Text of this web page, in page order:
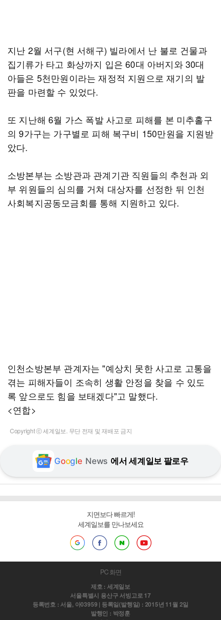
지난 2월 서구(현 서해구) 빌라에서 난 불로 건물과
집기류가 타고 화상까지 입은 60대 아버지와 30대
아들은 5천만원이라는 재정적 지원으로 재기의 발
판을 마련할 수 있었다.
또 지난해 6월 가스 폭발 사고로 피해를 본 미추홀구
의 9가구는 가구별로 피해 복구비 150만원을 지원받
았다.
소방본부는 소방관과 관계기관 직원들의 추천과 외
부 위원들의 심의를 거쳐 대상자를 선정한 뒤 인천
사회복지공동모금회를 통해 지원하고 있다.
인천소방본부 관계자는 "예상치 못한 사고로 고통을
겪는 피해자들이 조속히 생활 안정을 찾을 수 있도
록 앞으로도 힘을 보태겠다"고 말했다.
<연합>
Copyright ⓒ 세계일보. 무단 전재 및 재배포 금지
Google News 에서 세계일보 팔로우
지면보다 빠르게!
세계일보를 만나보세요
PC 화면
제호 : 세계일보
서울특별시 용산구 서빙고로 17
등록번호 : 서울, 아03959 | 등록일(발행일) : 2015년 11월 2일
발행인 : 박정훈